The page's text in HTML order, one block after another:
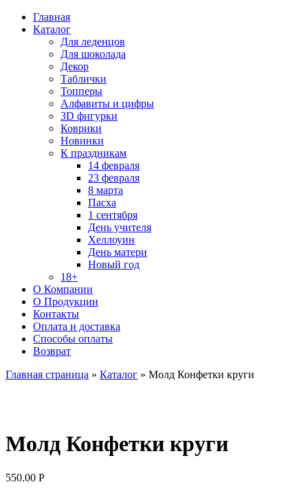
Главная
Каталог
Для леденцов
Для шоколада
Декор
Таблички
Топперы
Алфавиты и цифры
3D фигурки
Коврики
Новинки
К праздникам
14 февраля
23 февраля
8 марта
Пасха
1 сентября
День учителя
Хеллоуин
День матери
Новый год
18+
О Компании
О Продукции
Контакты
Оплата и доставка
Способы оплаты
Возврат
Главная страница » Каталог » Молд Конфетки круги
Молд Конфетки круги
550.00 Р